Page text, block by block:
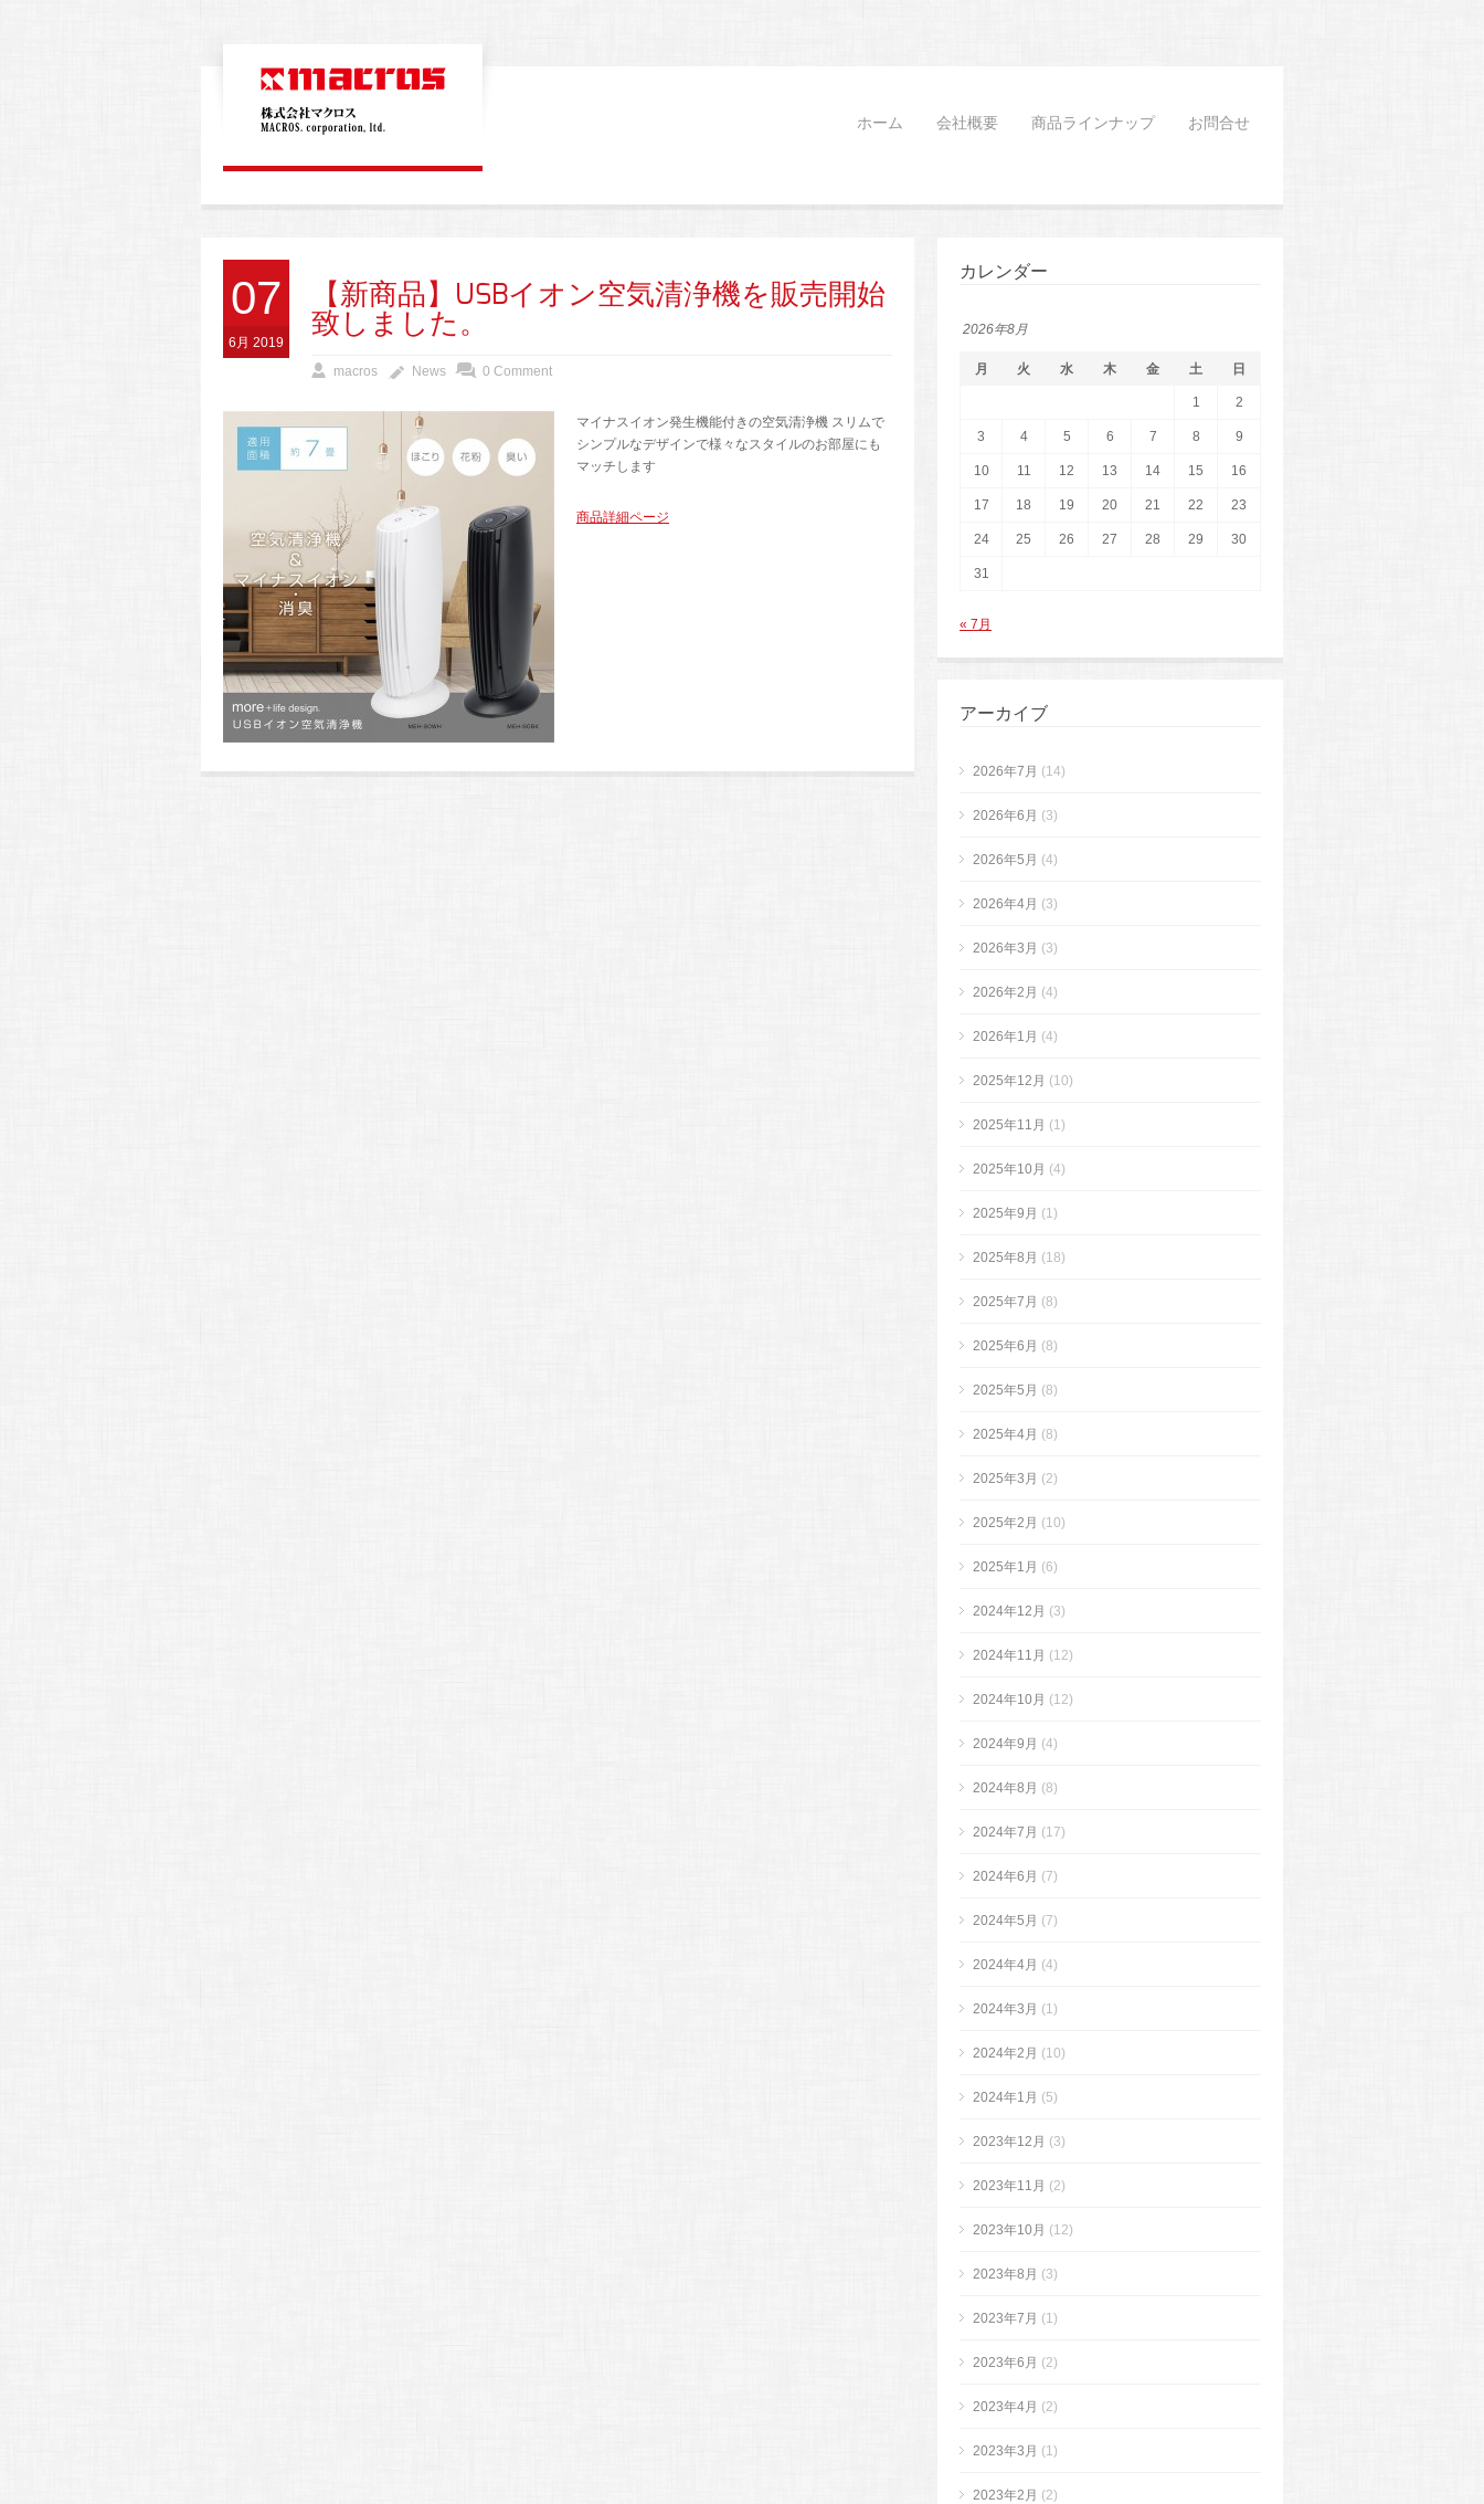
ホーム 会社概要 商品ラインナップ お問合せ
07
6月 2019
【新商品】USBイオン空気清浄機を販売開始
致しました。
macros News 0 Comment
マイナスイオン発生機能付きの空気清浄機 スリムで
シンプルなデザインで様々なスタイルのお部屋にも
マッチします
商品詳細ページ
カレンダー
2026年8月
月 火 水 木 金 土 日
1 2
3 4 5 6 7 8 9
10 11 12 13 14 15 16
17 18 19 20 21 22 23
24 25 26 27 28 29 30
31
« 7月
アーカイブ
2026年7月 (14)
2026年6月 (3)
2026年5月 (4)
2026年4月 (3)
2026年3月 (3)
2026年2月 (4)
2026年1月 (4)
2025年12月 (10)
2025年11月 (1)
2025年10月 (4)
2025年9月 (1)
2025年8月 (18)
2025年7月 (8)
2025年6月 (8)
2025年5月 (8)
2025年4月 (8)
2025年3月 (2)
2025年2月 (10)
2025年1月 (6)
2024年12月 (3)
2024年11月 (12)
2024年10月 (12)
2024年9月 (4)
2024年8月 (8)
2024年7月 (17)
2024年6月 (7)
2024年5月 (7)
2024年4月 (4)
2024年3月 (1)
2024年2月 (10)
2024年1月 (5)
2023年12月 (3)
2023年11月 (2)
2023年10月 (12)
2023年8月 (3)
2023年7月 (1)
2023年6月 (2)
2023年4月 (2)
2023年3月 (1)
2023年2月 (2)